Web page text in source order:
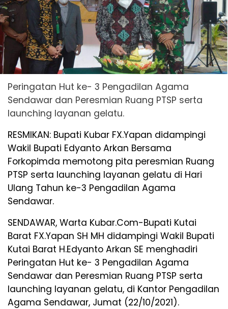
Peringatan Hut ke- 3 Pengadilan Agama
Sendawar dan Peresmian Ruang PTSP serta
launching layanan gelatu.
RESMIKAN: Bupati Kubar FX.Yapan didampingi
Wakil Bupati Edyanto Arkan Bersama
Forkopimda memotong pita peresmian Ruang
PTSP serta launching layanan gelatu di Hari
Ulang Tahun ke-3 Pengadilan Agama
Sendawar.
SENDAWAR, Warta Kubar.Com-Bupati Kutai
Barat FX.Yapan SH MH didampingi Wakil Bupati
Kutai Barat H.Edyanto Arkan SE menghadiri
Peringatan Hut ke- 3 Pengadilan Agama
Sendawar dan Peresmian Ruang PTSP serta
launching layanan gelatu, di Kantor Pengadilan
Agama Sendawar, Jumat (22/10/2021).